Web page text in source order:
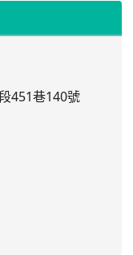
451巷140號